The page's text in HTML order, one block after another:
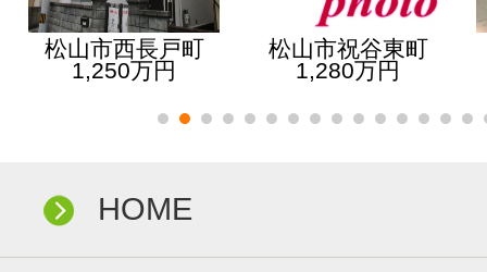
松山市西長戸町
1,250万円
松山市祝谷東町
1,280万円
HOME